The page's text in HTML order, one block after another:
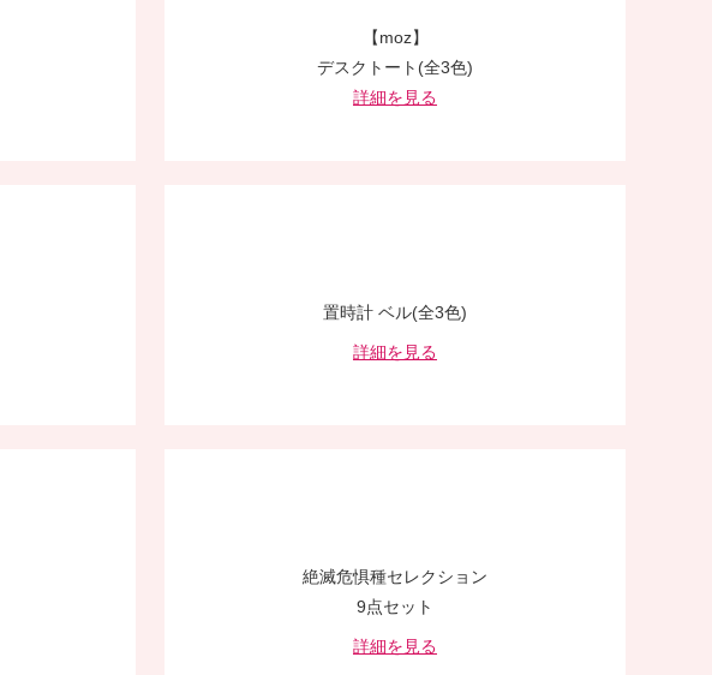
【moz】
デスクトート(全3色)
詳細を見る
置時計 ベル(全3色)
詳細を見る
絶滅危惧種セレクション
9点セット
詳細を見る